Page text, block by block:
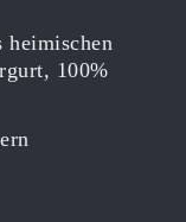
heimischen
100%